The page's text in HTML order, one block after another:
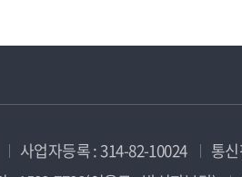
사업자등록 : 314-82-10024
통